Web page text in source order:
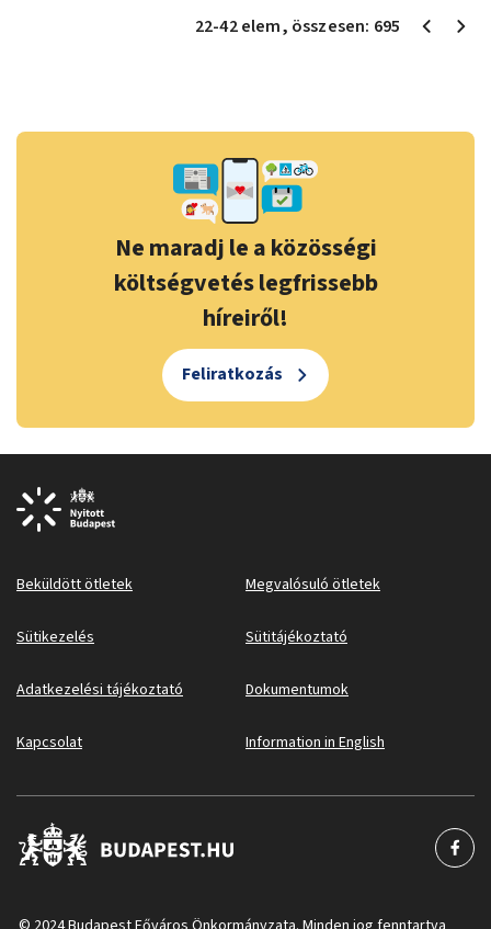
22-42elem, összesen: 695
Ne maradj le a közösségi
költségvetés legfrissebb
híreiről!
Feliratkozás
Beküldött ötletek Megvalósuló ötletek
Sütikezelés Sütitájékoztató
Adatkezelési tájékoztató Dokumentumok
Kapcsolat Information in English